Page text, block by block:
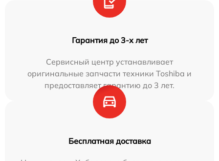
Гарантия до 3-х лет
Сервисный центр устанавливает
оригинальные запчасти техники Toshiba и
предоставляет гарантию до 3 лет.
Бесплатная доставка